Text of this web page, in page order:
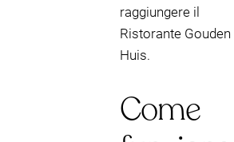
raggiungere il
Ristorante Gouden
Huis.
Come